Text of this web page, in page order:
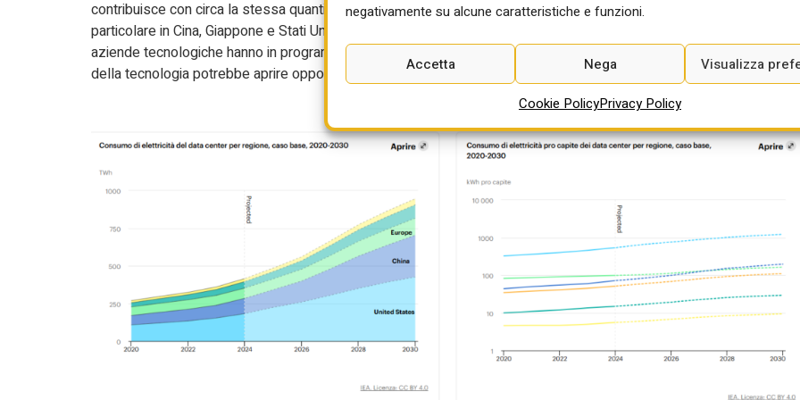
negativamente su alcune caratteristiche e funzioni.
Accetta Nega Visualizza
Cookie PolicyPrivacy Policy
contribuisce con circa la stessa quantità di generazione aggiuntiva per soddisfare la domanda di data center, in
particolare in Cina, Giappone e Stati Uniti. I primi piccoli reattori modulari entreranno in funzione intorno al 2030. E le
aziende tecnologiche hanno in programma di finanziare oltre 20 GW di Smr ad oggi, sebbene uno sviluppo efficace
della tecnologia potrebbe aprire opportunità ancora maggiori.